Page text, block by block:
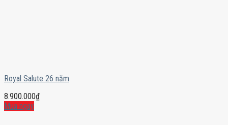
Royal Salute 26 năm
8.900.000₫
Mua ngay